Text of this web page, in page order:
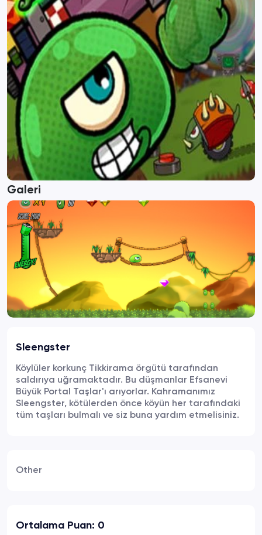
Galeri
Sleengster
Köylüler korkunç Tikkirama örgütü tarafından
saldırıya uğramaktadır. Bu düşmanlar Efsanevi
Büyük Portal Taşlar'ı arıyorlar. Kahramanımız
Sleengster, kötülerden önce köyün her tarafındaki
tüm taşları bulmalı ve siz buna yardım etmelisiniz.
Other
Ortalama Puan: 0